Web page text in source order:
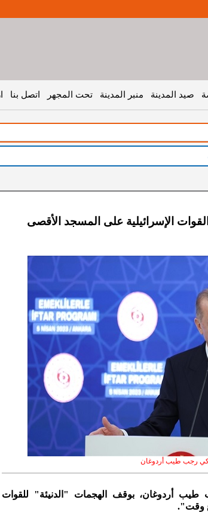
صيد المدينة منبر المدينة تحت المجهر اتصل بنا
الإسرائيلية على المسجد الأقصى
رجب طيب أردوغان
طيب أردوغان، بوقف الهجمات "الدنيئة" للقوات
وقت".